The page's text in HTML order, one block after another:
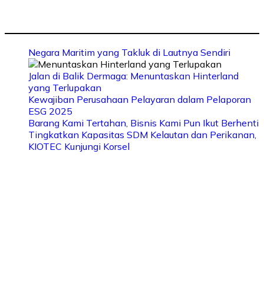
Negara Maritim yang Takluk di Lautnya Sendiri
Jalan di Balik Dermaga: Menuntaskan Hinterland
yang Terlupakan
Kewajiban Perusahaan Pelayaran dalam Pelaporan
ESG 2025
Barang Kami Tertahan, Bisnis Kami Pun Ikut Berhenti
Tingkatkan Kapasitas SDM Kelautan dan Perikanan,
KIOTEC Kunjungi Korsel